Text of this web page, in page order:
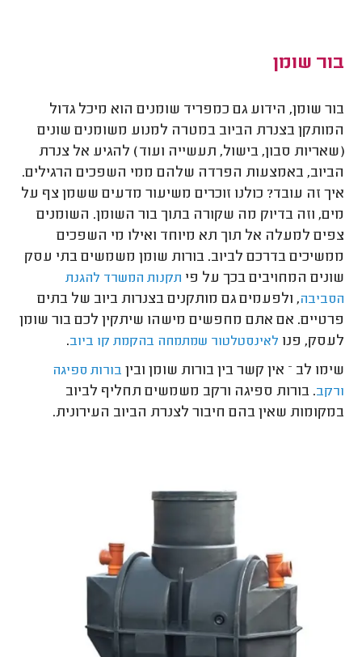
בור שומן
בור שומן, הידוע גם כמפריד שומנים הוא מיכל גדול
המותקן בצנרת הביוב במטרה למנוע משומנים שונים
(שאריות סבון, בישול, תעשייה ועוד) להגיע אל צנרת
הביוב, באמצעות הפרדה שלהם ממי השפכים הרגילים.
איך זה עובד? כולנו זוכרים משיעור מדעים ששמן צף על
מים, וזה בדיוק מה שקורה בתוך בור השומן. השומנים
צפים למעלה אל תוך תא מיוחד ואילו מי השפכים
ממשיכים בדרכם לביוב. בורות שומן משמשים בתי עסק
שונים המחויבים בכך על פי תקנות המשרד להגנת
הסביבה, ולפעמים גם מותקנים בצנרות ביוב של בתים
פרטיים. אם אתם מחפשים מישהו שיתקין לכם בור שומן
לעסק, פנו לאינסטלטור שמתמחה בהקמת קו ביוב.
שימו לב – אין קשר בין בורות שומן ובין בורות ספיגה
ורקב. בורות ספיגה ורקב משמשים תחליף לביוב
במקומות שאין בהם חיבור לצנרת הביוב העירונית.